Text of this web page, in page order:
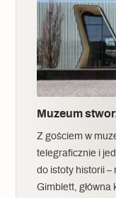
Muzeum
Z gościem w
telegraficznie i
do istoty historii –
Gimblett, główna